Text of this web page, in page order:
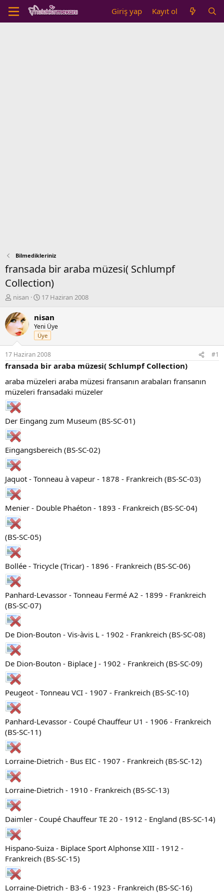
Giriş yap Kayıt ol
Bilmedikleriniz
fransada bir araba müzesi( Schlumpf
Collection)
K
n
b
u
y
u
b
a
l
a
t
a
n
nisan
B
ş
l
a
n
g
ı
ç
a
r
i
17 Haziran 2008
nisan
Yeni Üye
Üye
17 Haziran 2008 #1
fransada bir araba müzesi( Schlumpf Collection)
araba müzeleri araba müzesi fransanın arabaları fransanın
müzeleri fransadaki müzeler
Der Eingang zum Museum (BS-SC-01)
Eingangsbereich (BS-SC-02)
Jaquot - Tonneau à vapeur - 1878 - Frankreich (BS-SC-03)
Menier - Double Phaéton - 1893 - Frankreich (BS-SC-04)
(BS-SC-05)
Bollée - Tricycle (Tricar) - 1896 - Frankreich (BS-SC-06)
Panhard-Levassor - Tonneau Fermé A2 - 1899 - Frankreich
(BS-SC-07)
De Dion-Bouton - Vis-àvis L - 1902 - Frankreich (BS-SC-08)
De Dion-Bouton - Biplace J - 1902 - Frankreich (BS-SC-09)
Peugeot - Tonneau VCI - 1907 - Frankreich (BS-SC-10)
Panhard-Levassor - Coupé Chauffeur U1 - 1906 - Frankreich
(BS-SC-11)
Lorraine-Dietrich - Bus EIC - 1907 - Frankreich (BS-SC-12)
Lorraine-Dietrich - 1910 - Frankreich (BS-SC-13)
Daimler - Coupé Chauffeur TE 20 - 1912 - England (BS-SC-14)
Hispano-Suiza - Biplace Sport Alphonse XIII - 1912 -
Frankreich (BS-SC-15)
Lorraine-Dietrich - B3-6 - 1923 - Frankreich (BS-SC-16)